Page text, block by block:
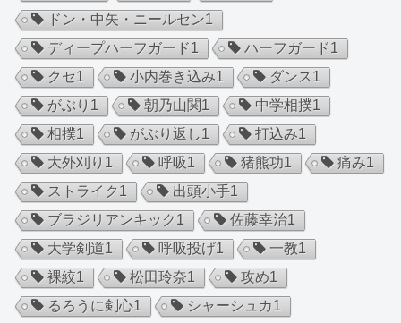
ドン・中矢・ニールセン1
ディープハーフガード1 ハーフガード1
クセ1 小内巻き込み1 ダンス1
がぶり 1 朝乃山関1 中学相撲1
相撲1 がぶり返し1 打込み1
大外刈り 1 呼吸1 猪熊功1 痛み1
ストライク1 出頭小手1
ブラジリアンキック1 佐藤幸治1
大学剣道1 呼吸投げ1 一教1
裸絞1 松田玲奈1 攻め1
るろうに剣心1 シャーシュカ1